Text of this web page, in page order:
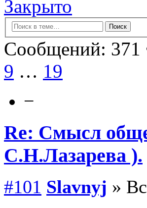
Закрыто
Сообщений: 371
9 … 19
−
Re: Смысл
С.Н.Лазарева ).
#101 Slavnyj »